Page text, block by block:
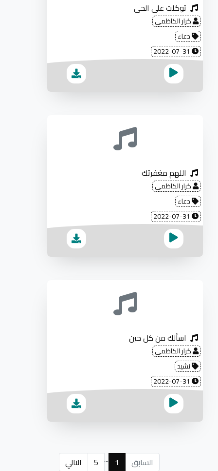
توكلت على الحي
كرار الكاظمي
دعاء
اللهم مغفرتك
كرار الكاظمي
دعاء
اسألك من كل حين
كرار الكاظمي
نشيد
السابق 1
...
5 التالي